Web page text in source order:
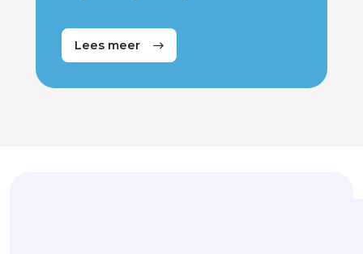
vergunningverlener of
toezichthouder bouw.
Lees meer